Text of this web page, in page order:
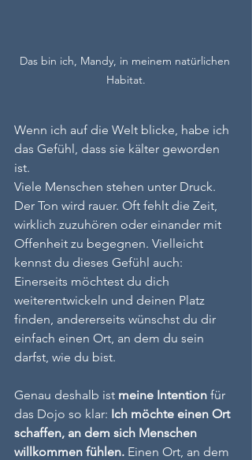
Das bin ich, Mandy, in meinem natürlichen
Habitat.
Wenn ich auf die Welt blicke, habe ich
das Gefühl, dass sie kälter geworden
ist.
Viele Menschen stehen unter Druck.
Der Ton wird rauer. Oft fehlt die Zeit,
wirklich zuzuhören oder einander mit
Offenheit zu begegnen. Vielleicht
kennst du dieses Gefühl auch:
Einerseits möchtest du dich
weiterentwickeln und deinen Platz
finden, andererseits wünschst du dir
einfach einen Ort, an dem du sein
darfst, wie du bist.
Genau deshalb ist meine Intention für
das Dojo so klar: Ich möchte einen Ort
schaffen, an dem sich Menschen
willkommen fühlen. Einen Ort, an dem